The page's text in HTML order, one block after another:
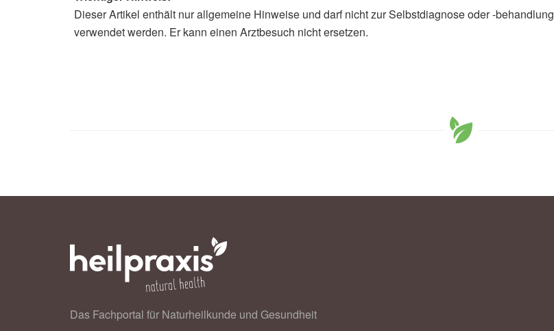
Dieser Artikel enthält nur allgemeine Hinweise und darf nicht zur Selbstdiagnose oder -behandlung
verwendet werden. Er kann einen Arztbesuch nicht ersetzen.
Das Fachportal für Naturheilkunde und Gesundheit